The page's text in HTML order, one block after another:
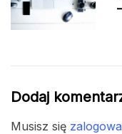
Dodaj
Musisz się